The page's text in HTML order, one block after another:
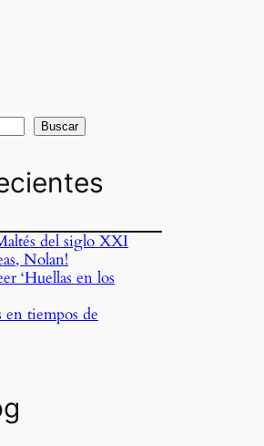
Buscar
del siglo XXI
Nolan!
‘Huellas en los
en tiempos de